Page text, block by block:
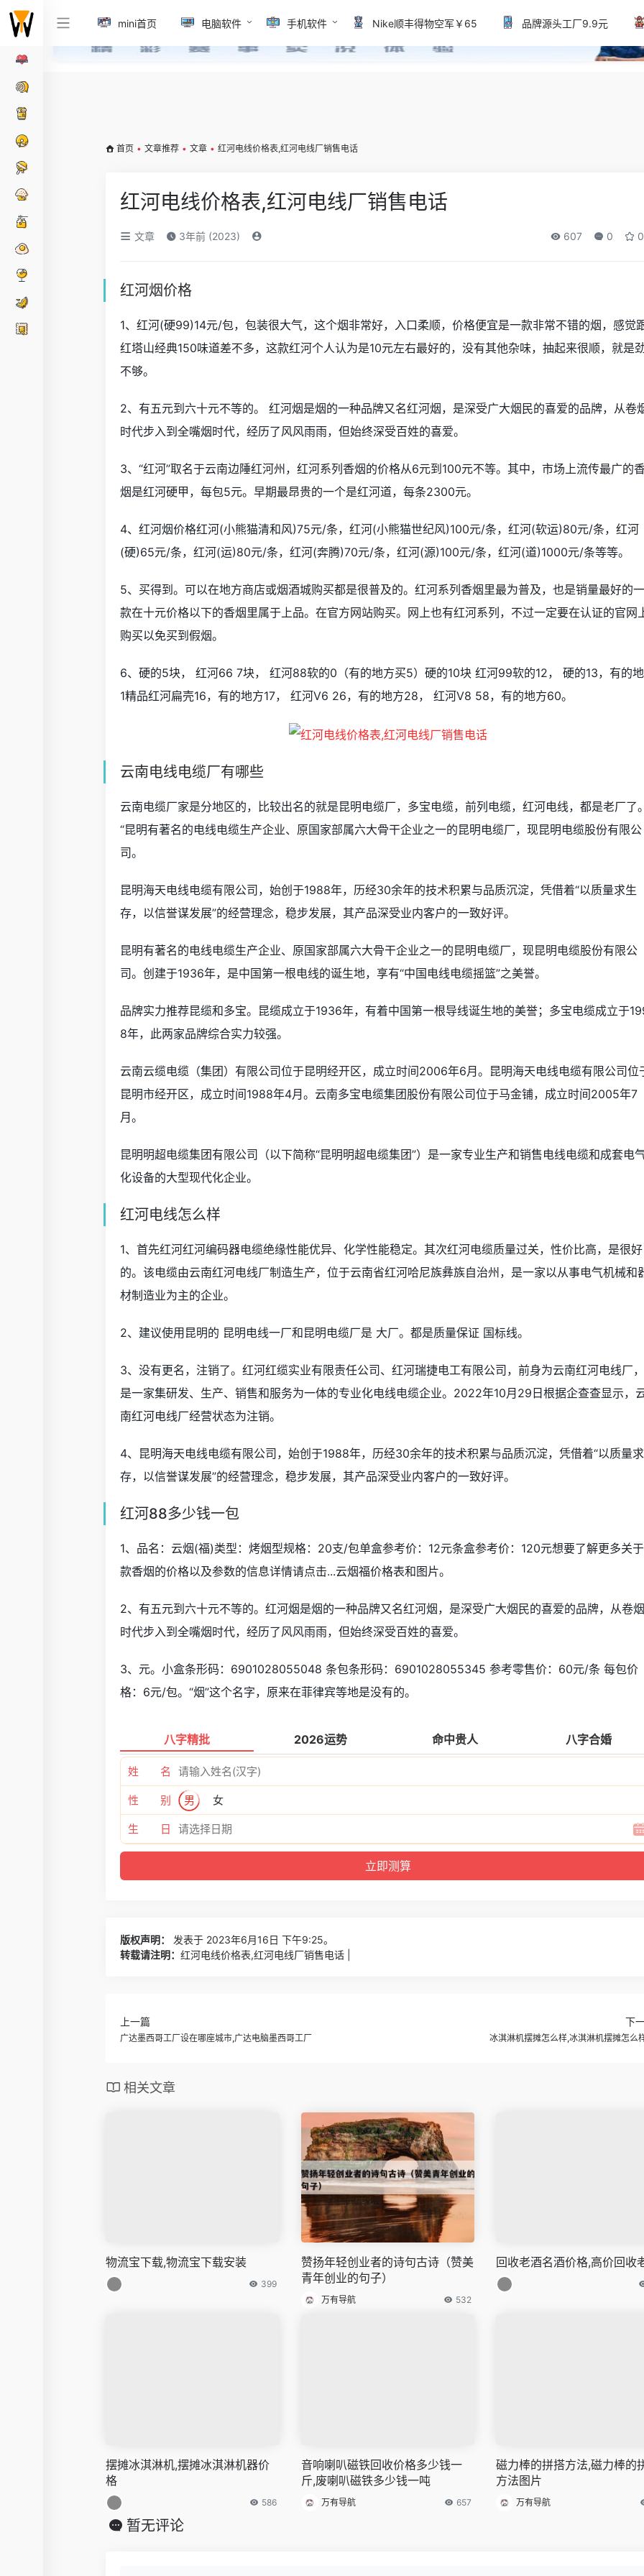
mini首页 电脑软件 手机软件 Nike顺丰得物空军￥65 品牌源头工厂9.9元
首页 • 文章推荐 • 文章 • 红河电线价格表,红河电线厂销售电话
红河电线价格表,红河电线厂销售电话
文章 3年前 (2023) 607 0 0
红河烟价格
1、红河(硬99)14元/包，包装很大气，这个烟非常好，入口柔顺，价格便宜是一款非常不错的烟，感觉
红塔山经典150味道差不多，这款红河个人认为是10元左右最好的，没有其他杂味，抽起来很顺，就是
不够。
2、有五元到六十元不等的。 红河烟是烟的一种品牌又名红河烟，是深受广大烟民的喜爱的品牌，从卷
时代步入到全嘴烟时代，经历了风风雨雨，但始终深受百姓的喜爱。
3、“红河”取名于云南边陲红河州，红河系列香烟的价格从6元到100元不等。其中，市场上流传最广的
烟是红河硬甲，每包5元。早期最昂贵的一个是红河道，每条2300元。
4、红河烟价格红河(小熊猫清和风)75元/条，红河(小熊猫世纪风)100元/条，红河(软运)80元/条，红河
(硬)65元/条，红河(运)80元/条，红河(奔腾)70元/条，红河(源)100元/条，红河(道)1000元/条等等。
5、买得到。可以在地方商店或烟酒城购买都是很普及的。红河系列香烟里最为普及，也是销量最好的一
款在十元价格以下的香烟里属于上品。在官方网站购买。网上也有红河系列，不过一定要在认证的官网
购买以免买到假烟。
6、硬的5块， 红河66 7块， 红河88软的0（有的地方买5）硬的10块 红河99软的12， 硬的13，有的
1精品红河扁壳16，有的地方17， 红河V6 26，有的地方28， 红河V8 58，有的地方60。
云南电线电缆厂有哪些
云南电缆厂家是分地区的，比较出名的就是昆明电缆厂，多宝电缆，前列电缆，红河电线，都是老厂了。
“昆明有著名的电线电缆生产企业、原国家部属六大骨干企业之一的昆明电缆厂，现昆明电缆股份有限公
司。
昆明海天电线电缆有限公司，始创于1988年，历经30余年的技术积累与品质沉淀，凭借着“以质量求生
存，以信誉谋发展”的经营理念，稳步发展，其产品深受业内客户的一致好评。
昆明有著名的电线电缆生产企业、原国家部属六大骨干企业之一的昆明电缆厂，现昆明电缆股份有限公
司。创建于1936年，是中国第一根电线的诞生地，享有“中国电线电缆摇篮”之美誉。
品牌实力推荐昆缆和多宝。昆缆成立于1936年，有着中国第一根导线诞生地的美誉；多宝电缆成立于
8年，此两家品牌综合实力较强。
云南云缆电缆（集团）有限公司位于昆明经开区，成立时间2006年6月。昆明海天电线电缆有限公司位
昆明市经开区，成立时间1988年4月。云南多宝电缆集团股份有限公司位于马金铺，成立时间2005年7
月。
昆明明超电缆集团有限公司（以下简称“昆明明超电缆集团”）是一家专业生产和销售电线电缆和成套电
化设备的大型现代化企业。
红河电线怎么样
1、首先红河红河编码器电缆绝缘性能优异、化学性能稳定。其次红河电缆质量过关，性价比高，是很好
的。该电缆由云南红河电线厂制造生产，位于云南省红河哈尼族彝族自治州，是一家以从事电气机械和
材制造业为主的企业。
2、建议使用昆明的 昆明电线一厂和昆明电缆厂是 大厂。都是质量保证 国标线。
3、没有更名，注销了。红河红缆实业有限责任公司、红河瑞捷电工有限公司，前身为云南红河电线厂，
是一家集研发、生产、销售和服务为一体的专业化电线电缆企业。2022年10月29日根据企查查显示，
南红河电线厂经营状态为注销。
4、昆明海天电线电缆有限公司，始创于1988年，历经30余年的技术积累与品质沉淀，凭借着“以质量
存，以信誉谋发展”的经营理念，稳步发展，其产品深受业内客户的一致好评。
红河88多少钱一包
1、品名：云烟(福)类型：烤烟型规格：20支/包单盒参考价：12元条盒参考价：120元想要了解更多关
款香烟的价格以及参数的信息详情请点击...云烟福价格表和图片。
2、有五元到六十元不等的。红河烟是烟的一种品牌又名红河烟，是深受广大烟民的喜爱的品牌，从卷烟
时代步入到全嘴烟时代，经历了风风雨雨，但始终深受百姓的喜爱。
3、元。小盒条形码：6901028055048 条包条形码：6901028055345 参考零售价：60元/条 每包价
格：6元/包。“烟”这个名字，原来在菲律宾等地是没有的。
八字精批 2026运势 命中贵人 八字合婚
姓 名
性 别 男 女
生 日
版权声明：
发表于 2023年6月16日 下午9:25。
转载请注明： 红河电线价格表,红河电线厂销售电话 |
上一篇
广达墨西哥工厂设在哪座城市,广达电脑墨西哥工厂
下
冰淇淋机摆摊怎么样,冰淇淋机摆摊怎么
相关文章
物流宝下载,物流宝下载安装
399
赞扬年轻创业者的诗句古诗（赞美
青年创业的句子）
万有导航 532
回收老酒名酒价格,高价回收
摆摊冰淇淋机,摆摊冰淇淋机器价
格
586
音响喇叭磁铁回收价格多少钱一
斤,废喇叭磁铁多少钱一吨
万有导航 657
磁力棒的拼搭方法,磁力棒的
方法图片
万有导航
暂无评论